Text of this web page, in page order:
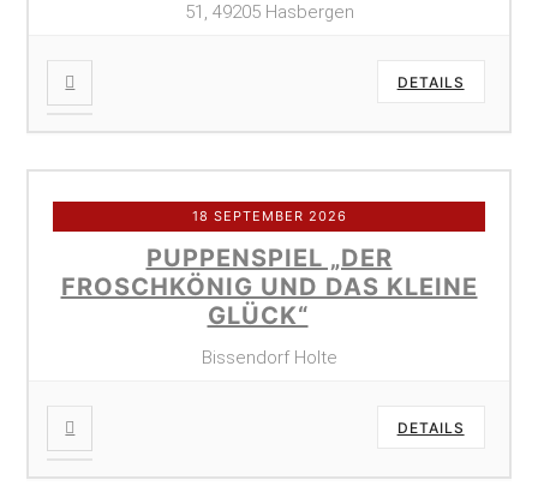
51, 49205 Hasbergen
DETAILS
18 SEPTEMBER 2026
PUPPENSPIEL „DER
FROSCHKÖNIG UND DAS KLEINE
GLÜCK“
Bissendorf Holte
DETAILS